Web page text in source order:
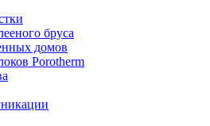
бруса
домов
Porotherm